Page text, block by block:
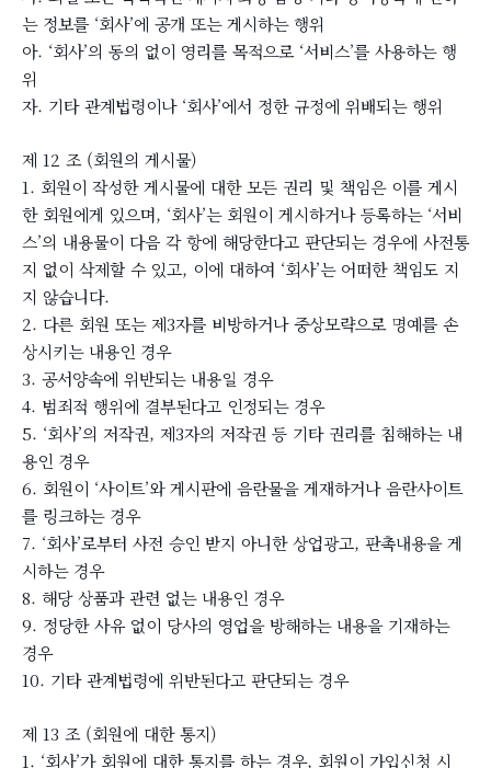
는 정보를 ‘회사’에 공개 또는 게시하는 행위
아. ‘회사’의 동의 없이 영리를 목적으로 ‘서비스’를 사용하는 행
위
자. 기타 관계법령이나 ‘회사’에서 정한 규정에 위배되는 행위
제 12 조 (회원의 게시물)
1. 회원이 작성한 게시물에 대한 모든 권리 및 책임은 이를 게시
한 회원에게 있으며, ‘회사’는 회원이 게시하거나 등록하는 ‘서비
스’의 내용물이 다음 각 항에 해당한다고 판단되는 경우에 사전통
지 없이 삭제할 수 있고, 이에 대하여 ‘회사’는 어떠한 책임도 지
지 않습니다.
2. 다른 회원 또는 제3자를 비방하거나 중상모략으로 명예를 손
상시키는 내용인 경우
3. 공서양속에 위반되는 내용일 경우
4. 범죄적 행위에 결부된다고 인정되는 경우
5. ‘회사’의 저작권, 제3자의 저작권 등 기타 권리를 침해하는 내
용인 경우
6. 회원이 ‘사이트’와 게시판에 음란물을 게재하거나 음란사이트
를 링크하는 경우
7. ‘회사’로부터 사전 승인 받지 아니한 상업광고, 판촉내용을 게
시하는 경우
8. 해당 상품과 관련 없는 내용인 경우
9. 정당한 사유 없이 당사의 영업을 방해하는 내용을 기재하는
경우
10. 기타 관계법령에 위반된다고 판단되는 경우
제 13 조 (회원에 대한 통지)
1. ‘회사’가 회원에 대한 통지를 하는 경우, 회원이 가입신청 시